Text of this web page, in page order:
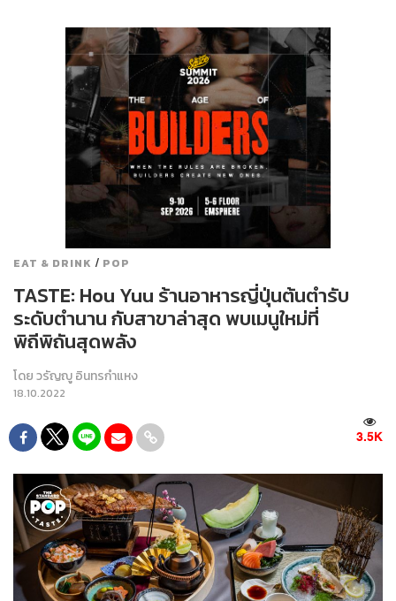
EAT & DRINK / POP
TASTE: Hou Yuu ร้านอาหารญี่ปุ่นต้นตำรับ
ระดับตำนาน กับสาขาล่าสุด พบเมนูใหม่ที่
พิถีพิถันสุดพลัง
โดยวรัญญู อินทรกำแหง
18.10.2022
3.5K